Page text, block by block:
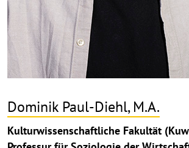
Dominik Paul-Diehl, M.A.
Kulturwissenschaftliche Fakultät